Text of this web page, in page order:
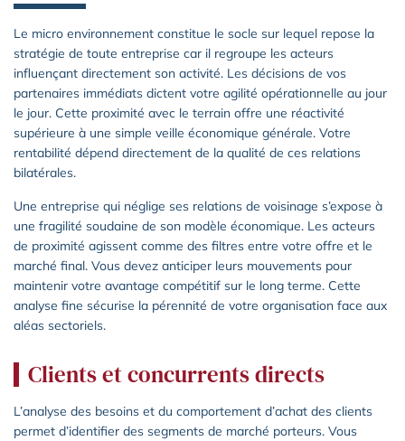
Le micro environnement constitue le socle sur lequel repose la
stratégie de toute entreprise car il regroupe les acteurs
influençant directement son activité. Les décisions de vos
partenaires immédiats dictent votre agilité opérationnelle au jour
le jour. Cette proximité avec le terrain offre une réactivité
supérieure à une simple veille économique générale. Votre
rentabilité dépend directement de la qualité de ces relations
bilatérales.
Une entreprise qui néglige ses relations de voisinage s’expose à
une fragilité soudaine de son modèle économique. Les acteurs
de proximité agissent comme des filtres entre votre offre et le
marché final. Vous devez anticiper leurs mouvements pour
maintenir votre avantage compétitif sur le long terme. Cette
analyse fine sécurise la pérennité de votre organisation face aux
aléas sectoriels.
Clients et concurrents directs
L’analyse des besoins et du comportement d’achat des clients
permet d’identifier des segments de marché porteurs. Vous